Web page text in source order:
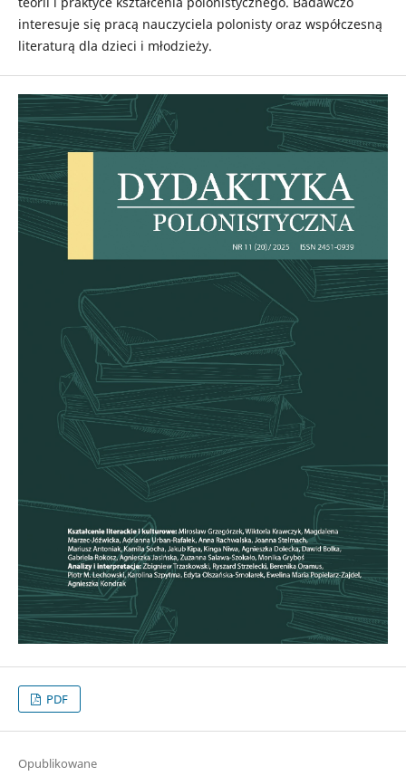
interesuje się pracą nauczyciela polonisty oraz współczesną
literaturą dla dzieci i młodzieży.
PDF
Opublikowane